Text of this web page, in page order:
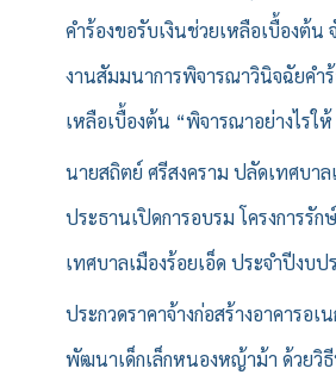
คำร้องขอรับเงินช่วยเหลือเบื้องต้น
งานสัมมนาการพิจารณาวินิจฉัยคำ
เหลือเบื้องต้น “พิจารณาอย่างไรให้
นายสถิตย์ ศรีสงคราม ปลัดเทศบาล
ประธานเปิดการอบรม โครงการรัก
เทศบาลเมืองร้อยเอ็ด ประจำปีงบ
ประกวดราคาจ้างก่อสร้างอาคารอเ
พัฒนาเด็กเล็กหนองหญ้าม้า ด้วยวิธี